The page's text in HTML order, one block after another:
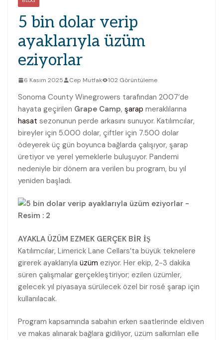
5 bin dolar verip
ayaklarıyla üzüm
eziyorlar
6 Kasım 2025 Cep Mutfak 102 Görüntüleme
Sonoma County Winegrowers tarafından 2007’de
hayata geçirilen Grape Camp, şarap meraklılarına
hasat sezonunun perde arkasını sunuyor. Katılımcılar,
bireyler için 5.000 dolar, çiftler için 7.500 dolar
ödeyerek üç gün boyunca bağlarda çalışıyor, şarap
üretiyor ve yerel yemeklerle buluşuyor. Pandemi
nedeniyle bir dönem ara verilen bu program, bu yıl
yeniden başladı.
AYAKLA ÜZÜM EZMEK GERÇEK BİR İŞ
Katılımcılar, Limerick Lane Cellars’ta büyük teknelere
girerek ayaklarıyla üzüm eziyor. Her ekip, 2-3 dakika
süren çalışmalar gerçekleştiriyor; ezilen üzümler,
gelecek yıl piyasaya sürülecek özel bir rosé şarap için
kullanılacak.
Program kapsamında sabahın erken saatlerinde eldiven
ve makas alınarak bağlara gidiliyor, üzüm salkımları elle